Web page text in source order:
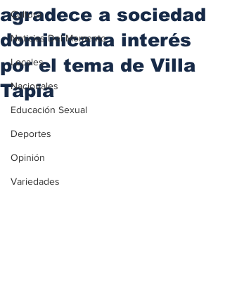
Cultura
Noticias Del Momento
Locales
Nacionales
Educación Sexual
Deportes
Opinión
Variedades
agradece a sociedad
dominicana interés
por el tema de Villa
Tapia